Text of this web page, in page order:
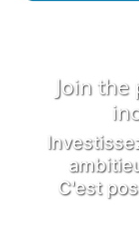
Join
C'est